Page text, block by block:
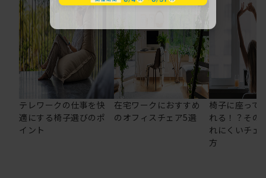
テレワークの仕事を快
適にする椅子選びのポ
イント
在宅ワークにおすすめ
のオフィスチェア5選
椅子に座って
れる！？その
れにくいチェ
方